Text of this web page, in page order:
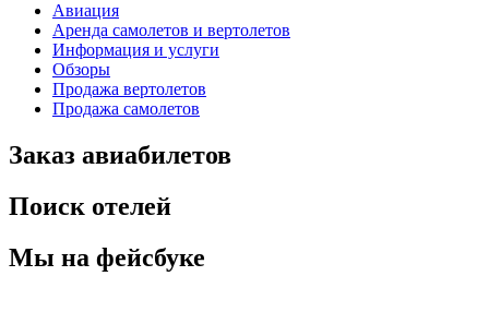
Авиация
Аренда самолетов и вертолетов
Информация и услуги
Обзоры
Продажа вертолетов
Продажа самолетов
Заказ авиабилетов
Поиск отелей
Мы на фейсбуке